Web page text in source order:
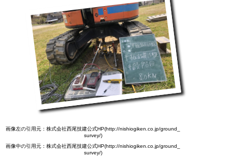
画像左の引用元：株式会社西尾技建公式HP(http://nishiogiken.co.jp/ground_
survey/)
画像中の引用元：株式会社西尾技建公式HP(http://nishiogiken.co.jp/ground_
survey/)